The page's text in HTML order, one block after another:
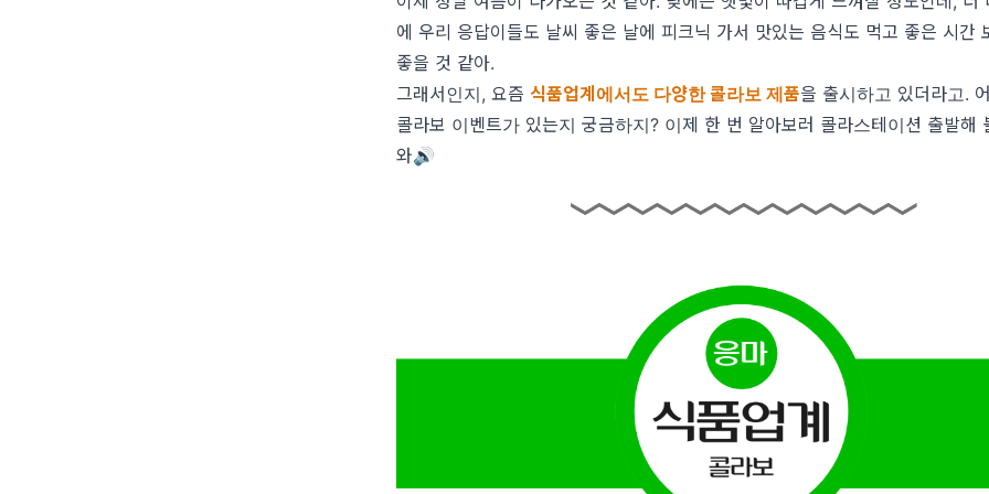
에 우리 응답이들도 날씨 좋은 날에 피크닉 가서 맛있는 음식도 먹고 좋은 시간
좋을 것 같아.
그래서인지, 요즘 식품업계에서도 다양한 콜라보 제품을 출시하고 있더라고.
콜라보 이벤트가 있는지 궁금하지? 이제 한 번 알아보러 콜라스테이션 출발해
와🔊